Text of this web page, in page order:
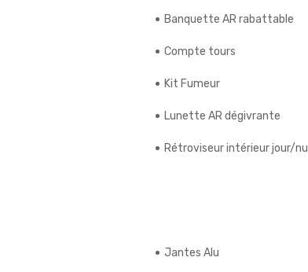
Banquette AR rabattable
Compte tours
Kit Fumeur
Lunette AR dégivrante
Rétroviseur intérieur jour/
Jantes Alu